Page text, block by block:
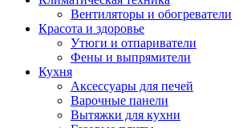
Вентиляторы и обогреватели
Красота и здоровье
Утюги и отпариватели
Фены и выпрямители
Кухня
Аксессуары для печей
Варочные панели
Вытяжки для кухни